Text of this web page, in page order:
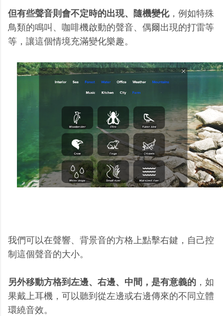
但有些聲音則會不定時的出現、隨機變化，例如特殊
鳥類的鳴叫、咖啡機啟動的聲音、偶爾出現的打雷等
等，讓這個情境充滿變化樂趣。
我們可以在聲響、背景音的方格上點擊右鍵，自己控
制這個聲音的大小。
另外移動方格到左邊、右邊、中間，是有意義的 ，如
果戴上耳機，可以聽到從左邊或右邊傳來的不同立體
環繞音效。